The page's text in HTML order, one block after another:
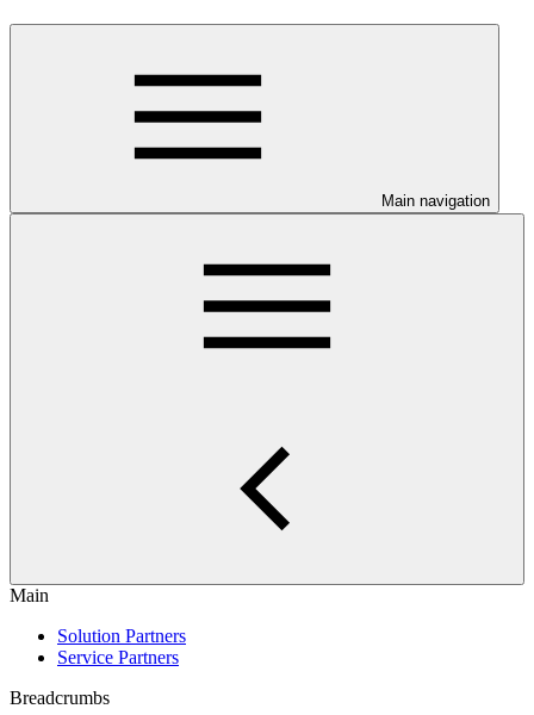
Main navigation
Main
Solution Partners
Service Partners
Breadcrumbs